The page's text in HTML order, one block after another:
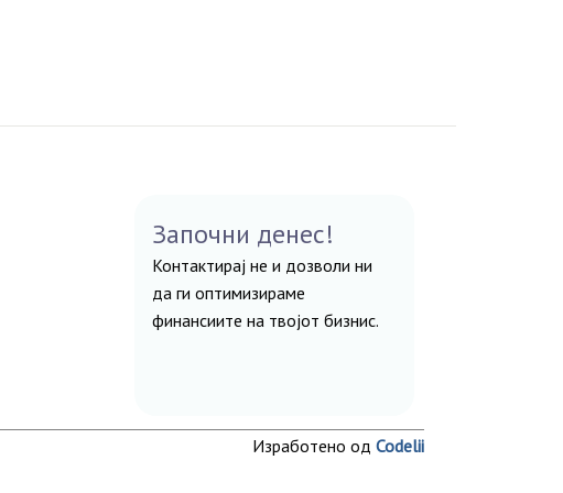
Започни денес!
Контактирај не и дозволи ни
да ги оптимизираме
финансиите на твојот бизнис.
Изработено одCodelii